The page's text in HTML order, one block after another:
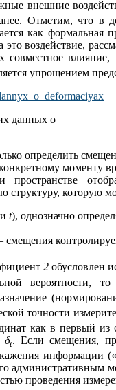
внешние
Отметим, что
как
воздействие,
совместное влияние,
упрощением
данных о
определить
моменту
структуру, которую
и t), однозначно
смещения
2обусловлен
вероятности,
точности
как в первый
δt. Если смещения,
информации
административным
проведения